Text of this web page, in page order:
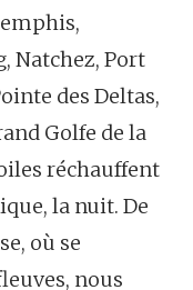
Natchez, Port
des Deltas,
Golfe de la
réchauffent
la nuit. De
où se
nous